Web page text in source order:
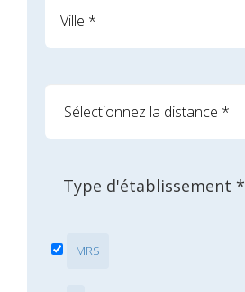
Type d'établissement *
MRS